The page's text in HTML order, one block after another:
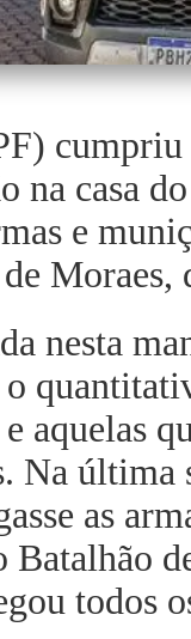
na casa
e
Moraes,
nesta
aquelas
Na
as
Batalhão
todos